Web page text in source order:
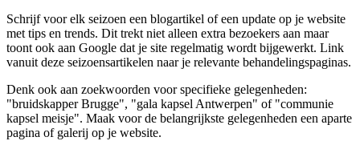
Schrijf voor elk seizoen een blogartikel of een update op je website
met tips en trends. Dit trekt niet alleen extra bezoekers aan maar
toont ook aan Google dat je site regelmatig wordt bijgewerkt. Link
vanuit deze seizoensartikelen naar je relevante behandelingspaginas.
Denk ook aan zoekwoorden voor specifieke gelegenheden:
"bruidskapper Brugge", "gala kapsel Antwerpen" of "communie
kapsel meisje". Maak voor de belangrijkste gelegenheden een aparte
pagina of galerij op je website.